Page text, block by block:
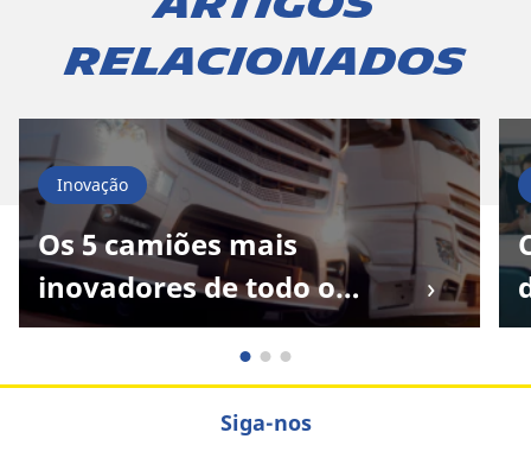
relacionados
Inovação
Os 5 camiões mais
inovadores de todo o
mundo
Siga-nos